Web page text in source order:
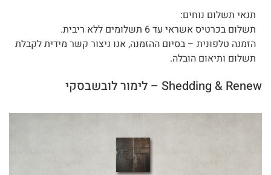
תנאי תשלום נוחים:
תשלום בכרטיס אשראי עד 6 תשלומים ללא ריבית.
הזמנה טלפונית – בסיום ההזמנה, אנו ניצור קשר מידית לקבלת
תשלום ותיאום הובלה.
Shedding & Renew – לימור לובשבסקי